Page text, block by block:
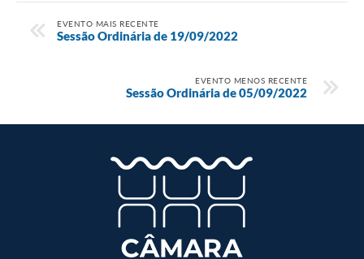
EVENTO MAIS RECENTE
Sessão Ordinária de 19/09/2022
EVENTO MENOS RECENTE
Sessão Ordinária de 05/09/2022